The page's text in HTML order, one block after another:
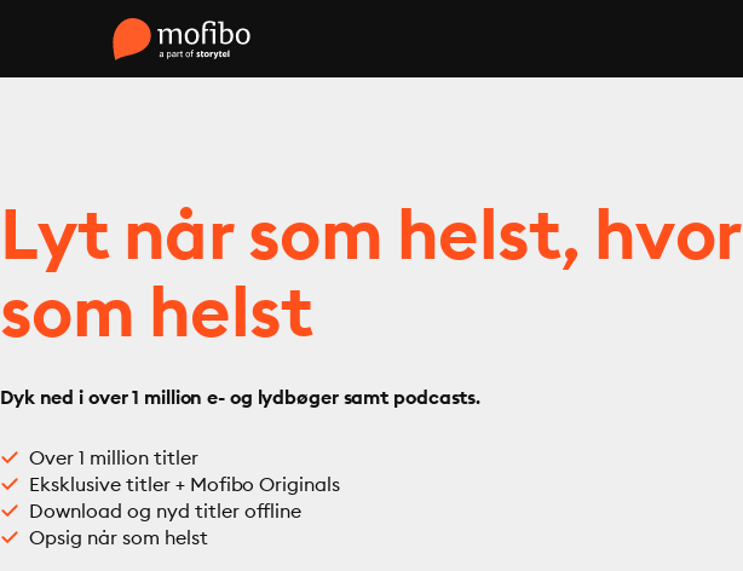
Lyt når som helst, hvor
som helst
Dyk ned i over 1 million e- og lydbøger samt podcasts.
Over 1 million titler
Eksklusive titler + Mofibo Originals
Download og nyd titler offline
Opsig når som helst